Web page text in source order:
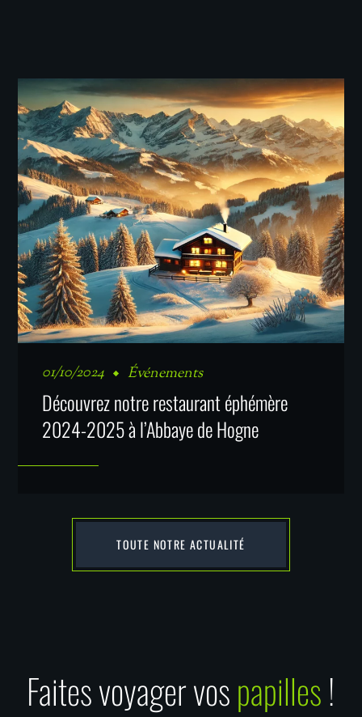
01/10/2024 Événements
Découvrez notre restaurant éphémère
2024-2025 à l’Abbaye de Hogne
TOUTE NOTRE ACTUALITÉ
Faites voyager vospapilles!